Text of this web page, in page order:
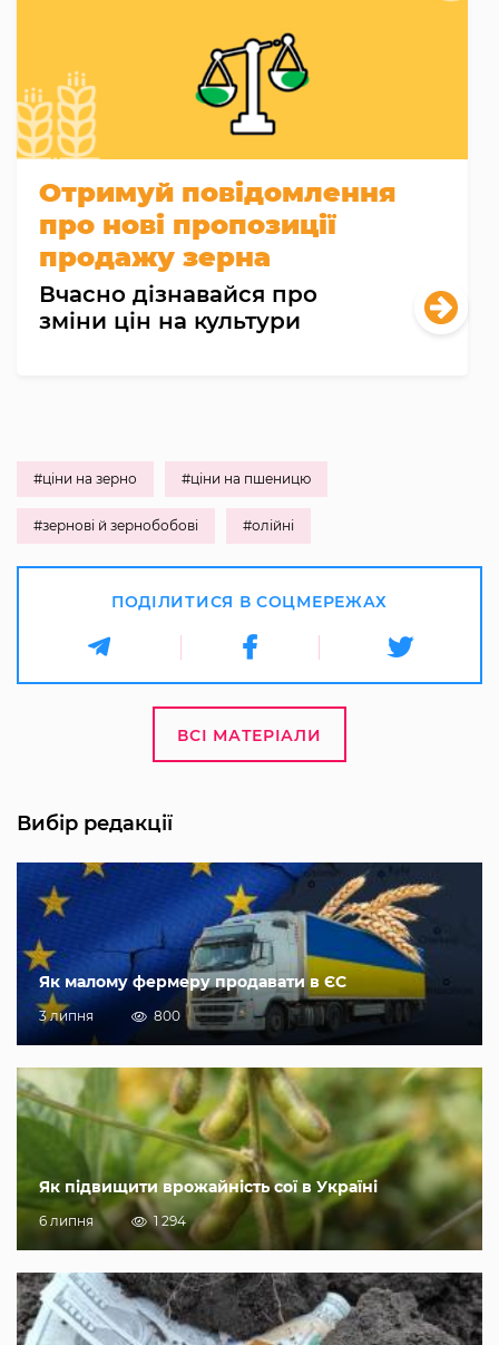
Отримуй повідомлення
про нові пропозиції
продажу зерна
Вчасно дізнавайся про
зміни цін на культури
#ціни на зерно #ціни на пшеницю
#зернові й зернобобові #олійні
ПОДІЛИТИСЯ В СОЦМЕРЕЖАХ
ВСІ МАТЕРІАЛИ
Вибір редакції
Як малому фермеру продавати в ЄС
3 липня 800
Як підвищити врожайність сої в Україні
6 липня 1 294